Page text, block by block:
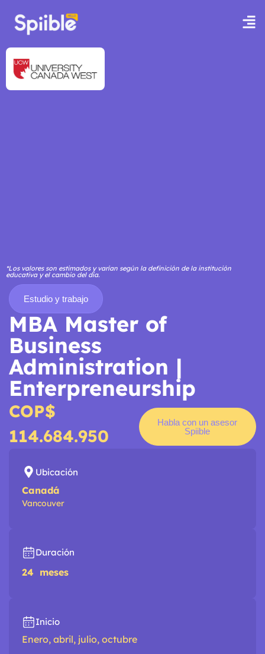
*Los valores son estimados y varían según la definición de la institución
educativa y el cambio del día.
Estudio y trabajo
MBA Master of
Business
Administration |
Enterpreneurship
COP$
114.684.950
Habla con un asesor
Spiible
Ubicación
Canadá
Vancouver
Duración
24 meses
Inicio
Enero, abril, julio, octubre